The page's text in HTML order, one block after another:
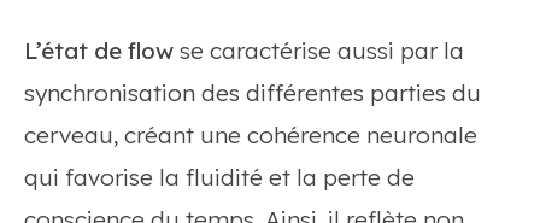
L’état de flow se caractérise aussi par la
synchronisation des différentes parties du
cerveau, créant une cohérence neuronale
qui favorise la fluidité et la perte de